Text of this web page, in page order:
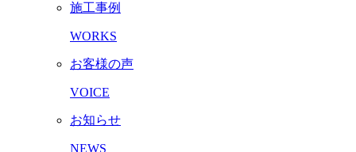
施工事例
WORKS
お客様の声
VOICE
お知らせ
NEWS